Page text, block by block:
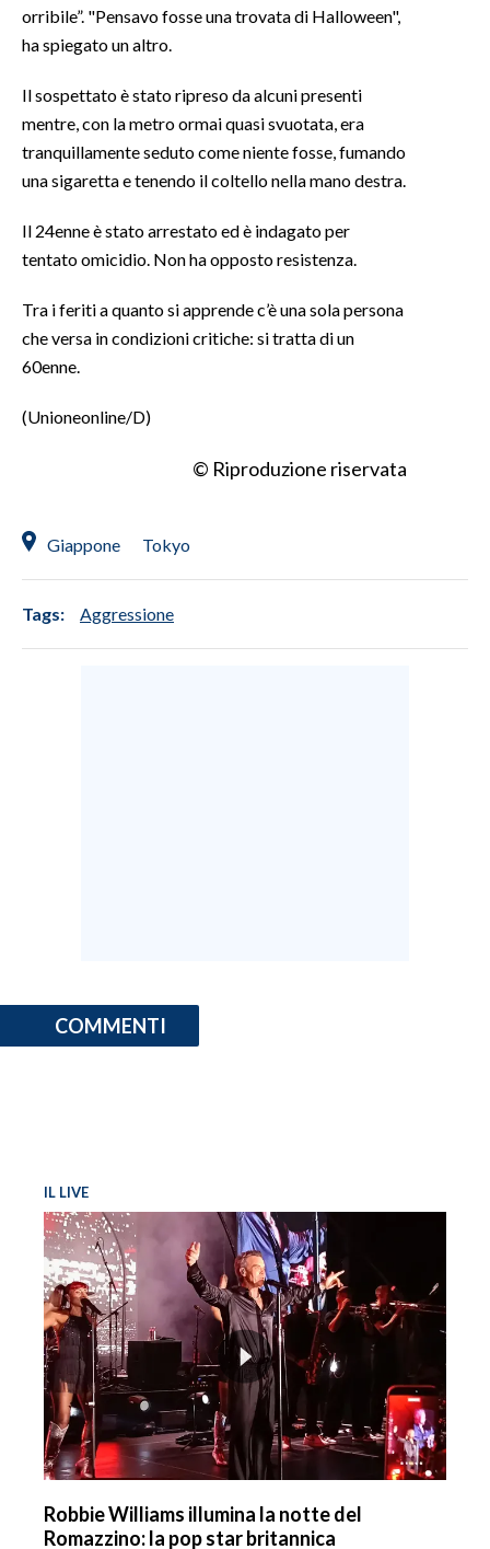
3 MINUTI CON
INFO AZIENDE
ABBONATI
ANNUNCI
NECROLOGI
PUBBLICITÀ
orribile”. "Pensavo fosse una trovata di Halloween",
ha spiegato un altro.
Il sospettato è stato ripreso da alcuni presenti
mentre, con la metro ormai quasi svuotata, era
tranquillamente seduto come niente fosse, fumando
una sigaretta e tenendo il coltello nella mano destra.
Il 24enne è stato arrestato ed è indagato per
tentato omicidio. Non ha opposto resistenza.
Tra i feriti a quanto si apprende c’è una sola persona
che versa in condizioni critiche: si tratta di un
60enne.
(Unioneonline/D)
© Riproduzione riservata
Giappone Tokyo
Tags: Aggressione
COMMENTI
IL LIVE
Robbie Williams illumina la notte del
Romazzino: la pop star britannica